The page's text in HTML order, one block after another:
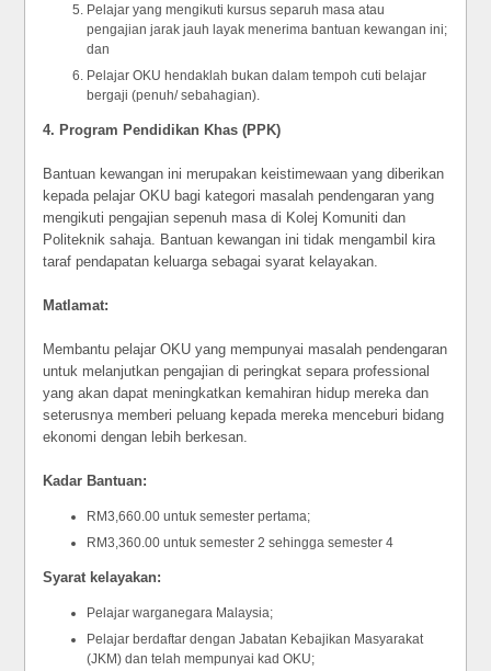
Pelajar yang mengikuti kursus separuh masa atau
pengajian jarak jauh layak menerima bantuan kewangan ini;
dan
Pelajar OKU hendaklah bukan dalam tempoh cuti belajar
bergaji (penuh/ sebahagian).
4. Program Pendidikan Khas (PPK)
Bantuan kewangan ini merupakan keistimewaan yang diberikan
kepada pelajar OKU bagi kategori masalah pendengaran yang
mengikuti pengajian sepenuh masa di Kolej Komuniti dan
Politeknik sahaja. Bantuan kewangan ini tidak mengambil kira
taraf pendapatan keluarga sebagai syarat kelayakan.
Matlamat:
Membantu pelajar OKU yang mempunyai masalah pendengaran
untuk melanjutkan pengajian di peringkat separa professional
yang akan dapat meningkatkan kemahiran hidup mereka dan
seterusnya memberi peluang kepada mereka menceburi bidang
ekonomi dengan lebih berkesan.
Kadar Bantuan:
RM3,660.00 untuk semester pertama;
RM3,360.00 untuk semester 2 sehingga semester 4
Syarat kelayakan:
Pelajar warganegara Malaysia;
Pelajar berdaftar dengan Jabatan Kebajikan Masyarakat
(JKM) dan telah mempunyai kad OKU;